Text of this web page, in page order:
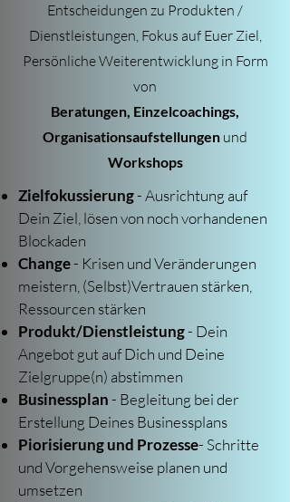
Entscheidungen zu Produkten /
Dienstleistungen, Fokus auf Euer Ziel,
Persönliche Weiterentwicklung in Form
von
Beratungen, Einzelcoachings,
Organisationsaufstellungen und
Workshops
Zielfokussierung- Ausrichtung auf
Dein Ziel, lösen von noch vorhandenen
Blockaden
Change- Krisen und Veränderungen
meistern, (Selbst)Vertrauen stärken,
Ressourcen stärken
Produkt/Dienstleistung- Dein
Angebot gut auf Dich und Deine
Zielgruppe(n) abstimmen
Businessplan- Begleitung bei der
Erstellung Deines Businessplans
Piorisierung und Prozesse- Schritte
und Vorgehensweise planen und
umsetzen